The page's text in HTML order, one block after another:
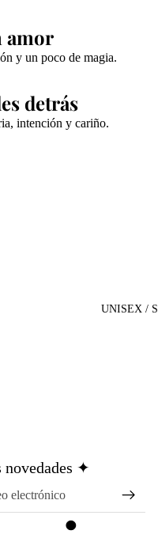
UNISEX /
amor
y un poco de magia.
detrás
intención y cariño.
novedades ✦